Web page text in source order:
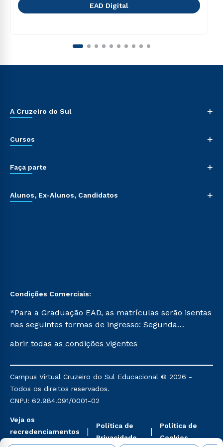
EAD Digital
A Cruzeiro do Sul +
Cursos +
Faça parte +
Alunos, Ex-Alunos, Candidatos +
Condições Comerciais:
*Para a Graduação EAD, as matrículas serão isentas
nas seguintes formas de ingresso: Segunda
Já para as demais, a taxa de matrícula será de R$
mencionadas são referentes aos cursos: Ensino
Religioso, Geografia para a Docência e Metodologia
do Ensino de História: Questões Atuais.
abrir todas as condições vigentes
Campus Virtual Cruzeiro do Sul Educacional © 2026 -
Todos os direitos reservados.
CNPJ: 62.984.091/0001-02
Veja os
recredenciamentos
aqui
Política de
Privacidade
Política de
Cookies